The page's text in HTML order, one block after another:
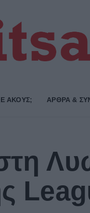
ΑΚΟΥΣ; ΑΡΘΡΑ &